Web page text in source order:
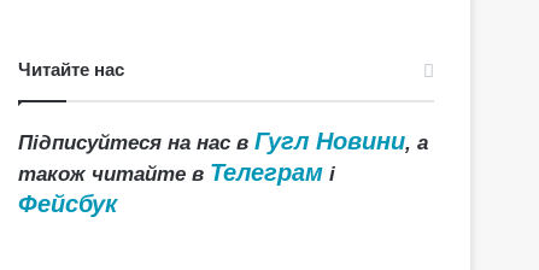
Читайте нас
Підписуйтеся на нас вГугл Новини, а
також читайте в Телеграм і
Фейсбук